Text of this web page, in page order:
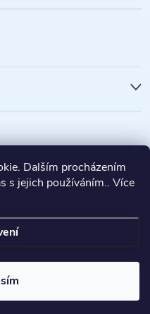
Dalším procházením
s jejich používáním.. Více
. Všechna práva vyhrazena.